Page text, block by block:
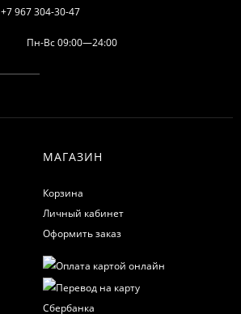
+7 967 304-30-47
Пн-Вс 09:00—24:00
МАГАЗИН
Корзина
Личный кабинет
Оформить заказ